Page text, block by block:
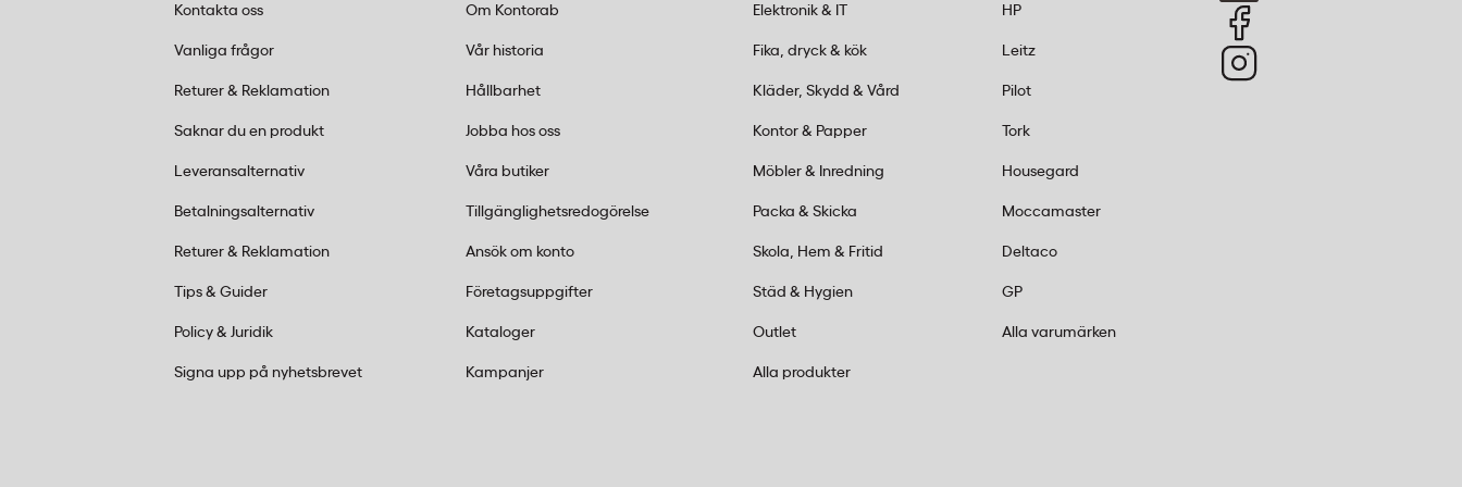
2-ringspärmar, 4-ringspärmar och de flesta andra A4-pärmsystem
Vad är skillnaden mellan pappersregister och plastregister?
Plastregister i polypropylen, som Nordic Office A4 1-31, är mer
slitstarka och tål fukt bättre än pappersregister. De håller längre
Kontakta oss
Vanliga frågor
Returer & Reklamation
Saknar du en produkt
Leveransalternativ
Betalningsalternativ
Returer & Reklamation
Tips & Guider
Policy & Juridik
Signa upp på nyhetsbrevet
Om Kontorab
Vår historia
Hållbarhet
Jobba hos oss
Våra butiker
Tillgänglighetsredogörelse
Ansök om konto
Företagsuppgifter
Kataloger
Kampanjer
Elektronik & IT
Fika, dryck & kök
Kläder, Skydd & Vård
Kontor & Papper
Möbler & Inredning
Packa & Skicka
Skola, Hem & Fritid
Städ & Hygien
Outlet
Alla produkter
HP
Leitz
Pilot
Tork
Housegard
Moccamaster
Deltaco
GP
Alla varumärken